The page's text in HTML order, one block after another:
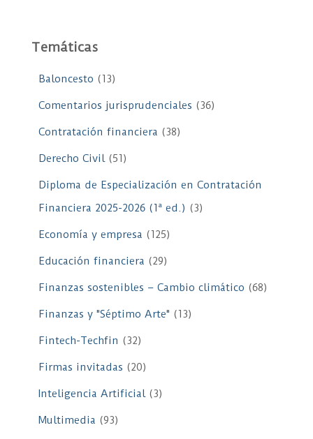
Temáticas
Baloncesto (13)
Comentarios jurisprudenciales (36)
Contratación financiera (38)
Derecho Civil(51)
Diploma de Especialización en Contratación
Financiera 2025-2026 (1ª ed.) (3)
Economía y empresa (125)
Educación financiera (29)
Finanzas sostenibles – Cambio climático (68)
Finanzas y "Séptimo Arte" (13)
Fintech-Techfin (32)
Firmas invitadas (20)
Inteligencia Artificial(3)
Multimedia (93)